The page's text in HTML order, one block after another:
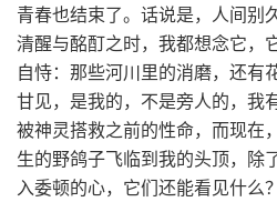
青春也结束了。话说是，人间别
清醒与酩酊之时，我都想念它，
自恃：那些河川里的消磨，还有
甘见，是我的，不是旁人的，我
被神灵搭救之前的性命，而现在
生的野鸽子飞临到我的头顶，除
入委顿的心，它们还能看见什么